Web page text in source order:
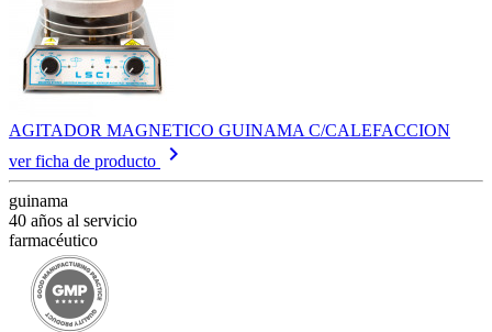
AGITADOR MAGNETICO GUINAMA C/CALEFACCION
ver ficha de producto
keyboard_arrow_right
guinama
40 años al servicio
farmacéutico